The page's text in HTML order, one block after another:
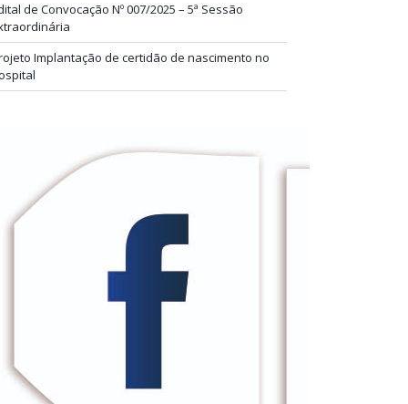
de Convocação Nº 007/2025 – 5ª Sessão
Implantação de certidão de nascimento no